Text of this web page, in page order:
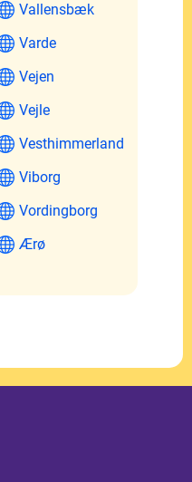
Vallensbæk
Varde
Vejen
Vejle
Vesthimmerland
Viborg
Vordingborg
Ærø